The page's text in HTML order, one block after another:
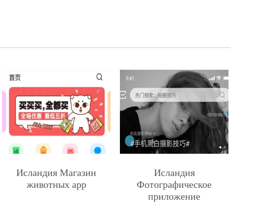
Исландия Магазин
животных app
Исландия
Фотографическое
приложение